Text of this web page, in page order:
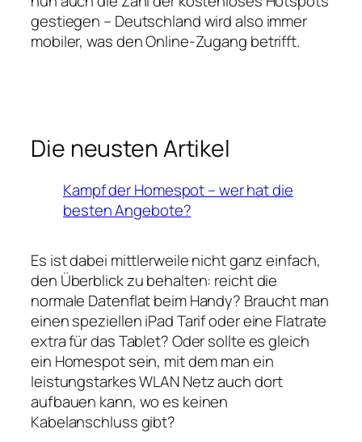
gestiegen – Deutschland wird also immer
mobiler, was den Online-Zugang betrifft.
Die neusten Artikel
Kampf der Homespot – wer hat die
besten Angebote?
Es ist dabei mittlerweile nicht ganz einfach,
den Überblick zu behalten: reicht die
normale Datenflat beim Handy? Braucht man
einen speziellen iPad Tarif oder eine Flatrate
extra für das Tablet? Oder sollte es gleich
ein Homespot sein, mit dem man ein
leistungstarkes WLAN Netz auch dort
aufbauen kann, wo es keinen
Kabelanschluss gibt?